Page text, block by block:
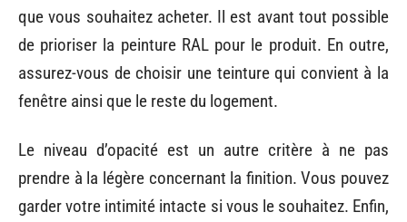
que vous souhaitez acheter. Il est avant tout possible
de prioriser la peinture RAL pour le produit. En outre,
assurez-vous de choisir une teinture qui convient à la
fenêtre ainsi que le reste du logement.
Le niveau d’opacité est un autre critère à ne pas
prendre à la légère concernant la finition. Vous pouvez
garder votre intimité intacte si vous le souhaitez. Enfin,